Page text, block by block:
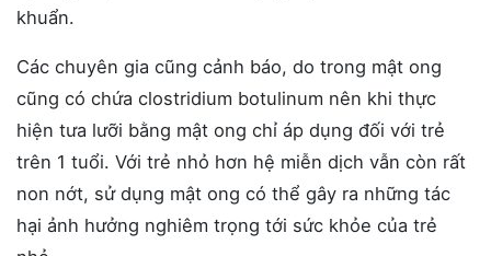
khuẩn.
Các chuyên gia cũng cảnh báo, do trong mật ong
cũng có chứa clostridium botulinum nên khi thực
hiện tưa lưỡi bằng mật ong chỉ áp dụng đối với trẻ
trên 1 tuổi. Với trẻ nhỏ hơn hệ miễn dịch vẫn còn rất
non nớt, sử dụng mật ong có thể gây ra những tác
hại ảnh hưởng nghiêm trọng tới sức khỏe của trẻ